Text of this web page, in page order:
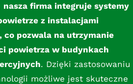
nasza firma integruje systemy
z instalacjami
pozwala na utrzymanie
powietrza w budynkach
. Dzięki zastosowaniu
możliwe jest skuteczne